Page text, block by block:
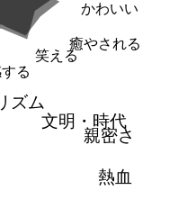
かわいい
癒やされる
笑える
る
ズム
文明・時代
親密さ
熱血